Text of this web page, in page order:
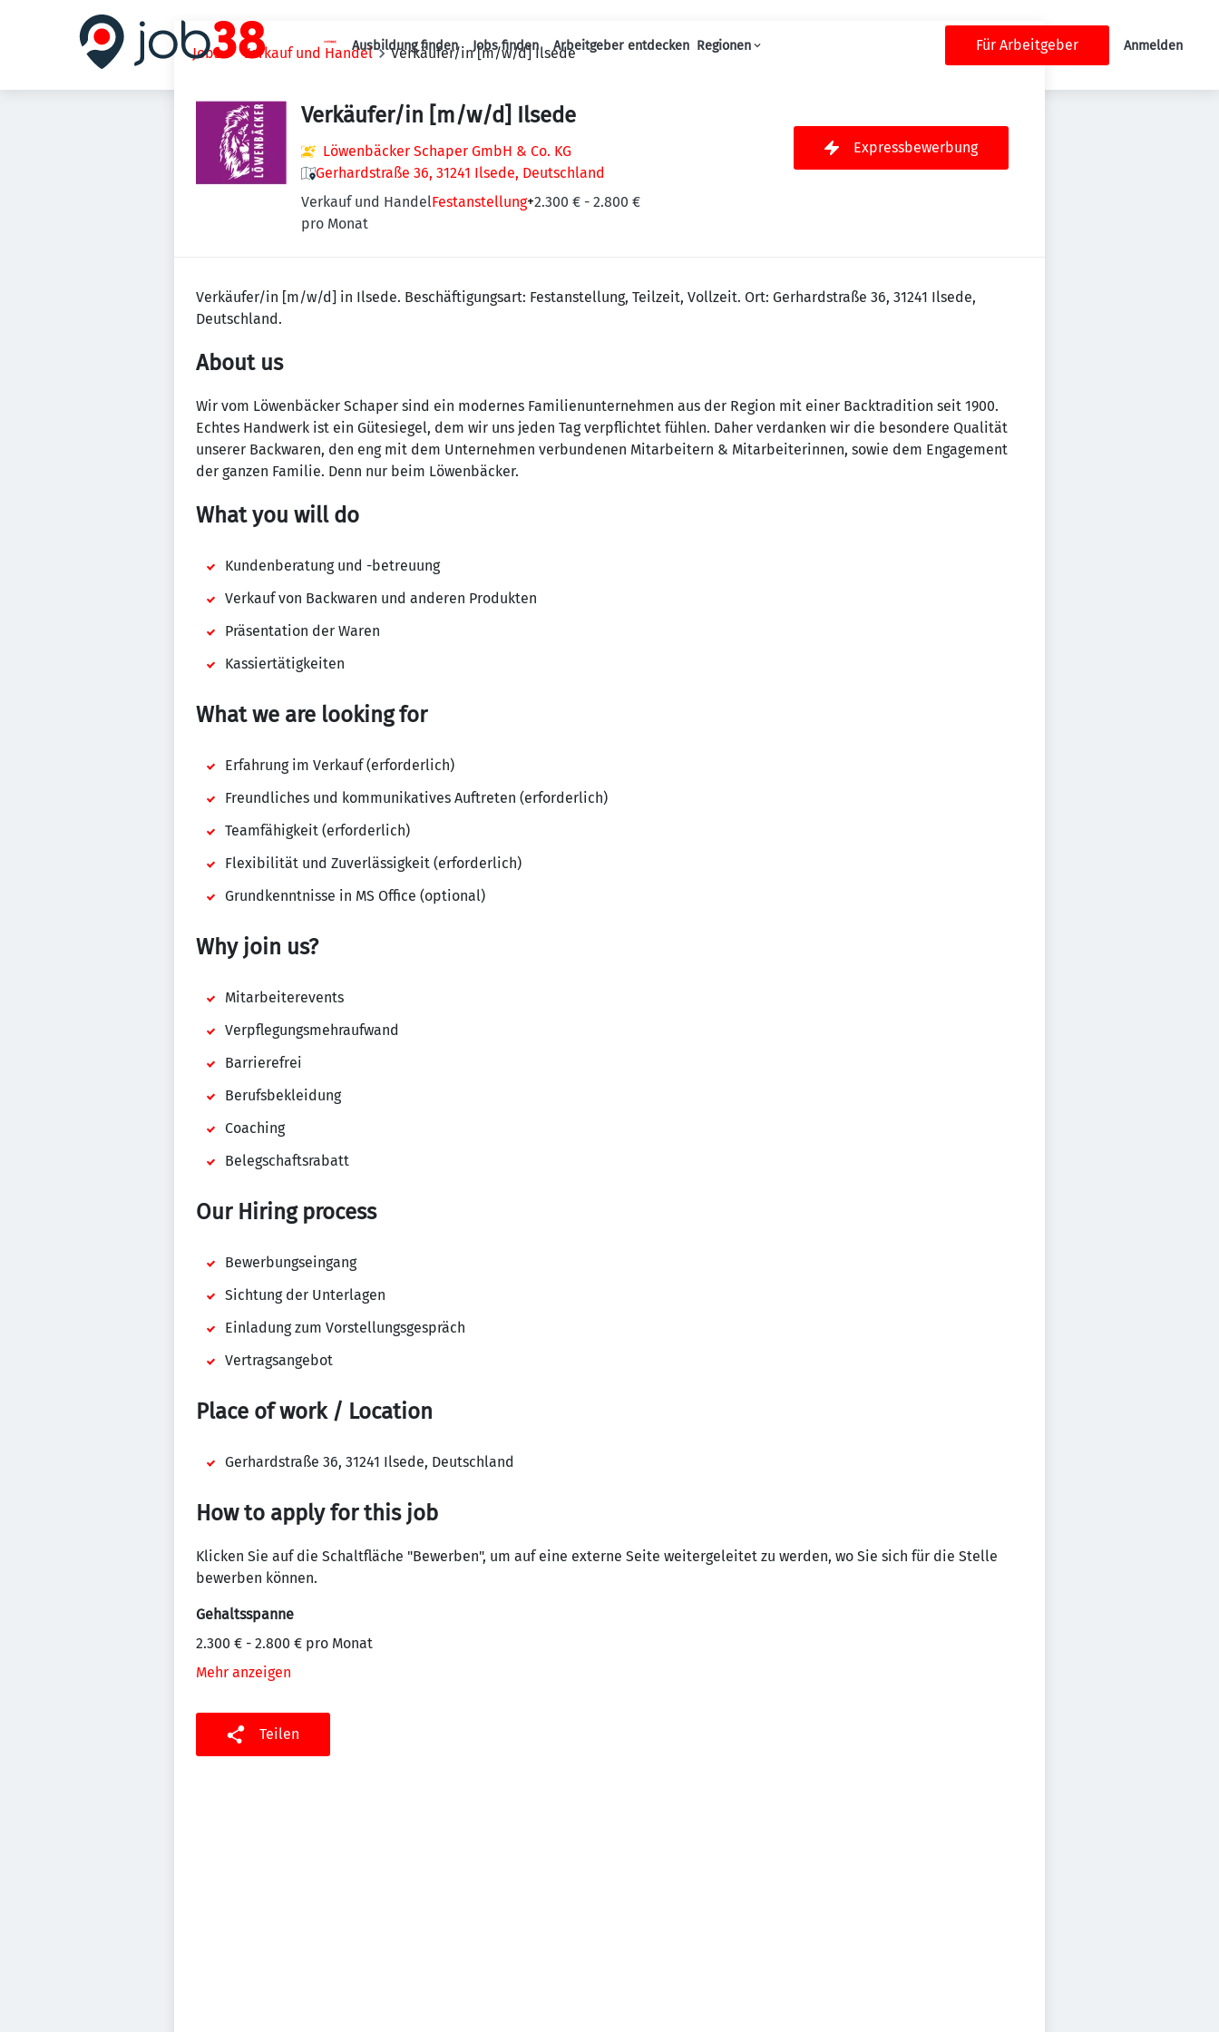
Haupt-Navigation
Ausbildung finden Jobs finden Arbeitgeber entdecken Regionen Für Arbeitgeber Anmelden
Jobs Verkauf und Handel Verkäufer/in [m/w/d] Ilsede
Verkäufer/in [m/w/d] Ilsede
Löwenbäcker Schaper GmbH & Co. KG
Gerhardstraße 36, 31241 Ilsede, Deutschland
Verkauf und HandelFestanstellung+2.300 € - 2.800 €
pro Monat
Expressbewerbung
Verkäufer/in [m/w/d] in Ilsede. Beschäftigungsart: Festanstellung, Teilzeit, Vollzeit. Ort: Gerhardstraße 36, 31241 Ilsede,
Deutschland.
About us
Wir vom Löwenbäcker Schaper sind ein modernes Familienunternehmen aus der Region mit einer Backtradition seit 1900.
Echtes Handwerk ist ein Gütesiegel, dem wir uns jeden Tag verpflichtet fühlen. Daher verdanken wir die besondere Qualität
unserer Backwaren, den eng mit dem Unternehmen verbundenen Mitarbeitern & Mitarbeiterinnen, sowie dem Engagement
der ganzen Familie. Denn nur beim Löwenbäcker.
What you will do
Kundenberatung und -betreuung
Verkauf von Backwaren und anderen Produkten
Präsentation der Waren
Kassiertätigkeiten
What we are looking for
Erfahrung im Verkauf (erforderlich)
Freundliches und kommunikatives Auftreten (erforderlich)
Teamfähigkeit (erforderlich)
Flexibilität und Zuverlässigkeit (erforderlich)
Grundkenntnisse in MS Office (optional)
Why join us?
Mitarbeiterevents
Verpflegungsmehraufwand
Barrierefrei
Berufsbekleidung
Coaching
Belegschaftsrabatt
Our Hiring process
Bewerbungseingang
Sichtung der Unterlagen
Einladung zum Vorstellungsgespräch
Vertragsangebot
Place of work / Location
Gerhardstraße 36, 31241 Ilsede, Deutschland
How to apply for this job
Klicken Sie auf die Schaltfläche "Bewerben", um auf eine externe Seite weitergeleitet zu werden, wo Sie sich für die Stelle
bewerben können.
Gehaltsspanne
2.300 € - 2.800 € pro Monat
Mehr anzeigen
Teilen